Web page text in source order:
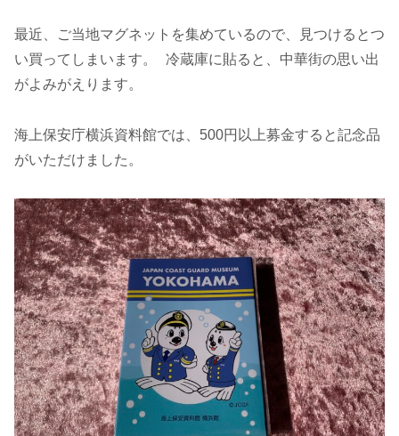
最近、ご当地マグネットを集めているので、見つけるとつ
い買ってしまいます。 冷蔵庫に貼ると、中華街の思い出
がよみがえります。
海上保安庁横浜資料館では、500円以上募金すると記念品
がいただけました。